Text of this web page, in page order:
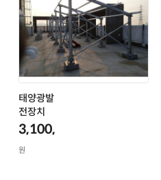
태양광발
전장치
3,100,000
원